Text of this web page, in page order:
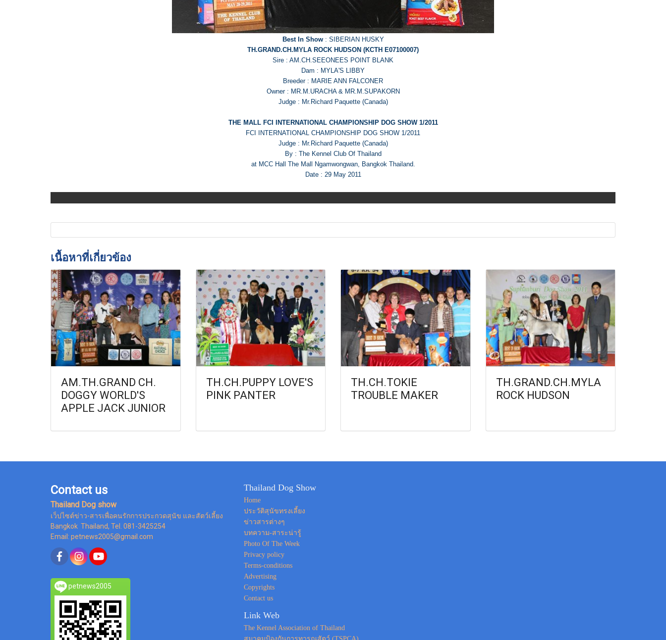
Best In Show : SIBERIAN HUSKY
TH.GRAND.CH.MYLA ROCK HUDSON (KCTH E07100007)
Sire : AM.CH.SEEONEES POINT BLANK
Dam : MYLA'S LIBBY
Breeder : MARIE ANN FALCONER
Owner : MR.M.URACHA & MR.M.SUPAKORN
Judge : Mr.Richard Paquette (Canada)
THE MALL FCI INTERNATIONAL CHAMPIONSHIP DOG SHOW 1/2011
FCI INTERNATIONAL CHAMPIONSHIP DOG SHOW 1/2011
Judge : Mr.Richard Paquette (Canada)
By : The Kennel Club Of Thailand
at MCC Hall The Mall Ngamwongwan, Bangkok Thailand.
Date : 29 May 2011
เนื้อหาที่เกี่ยวข้อง
AM.TH.GRAND CH.
DOGGY WORLD'S
APPLE JACK JUNIOR
TH.CH.PUPPY LOVE'S
PINK PANTER
TH.CH.TOKIE
TROUBLE MAKER
TH.GRAND.CH.MYLA
ROCK HUDSON
Contact us
Thailand Dog show
เว็ปไซต์ข่าว-สารเพื่อคนรักการประกวดสุนัข และสัตว์เลี้ยง
Bangkok Thailand, Tel. 081-3425254
Email: petnews2005@gmail.com
petnews2005
Thailand Dog Show
Home
ประวัติสุนัขทรงเลี้ยง
ข่าวสารต่างๆ
บทความ-สาระน่ารู้
Photo Of The Week
Privacy policy
Terms-conditions
Advertising
Copyrights
Contact us
Link Web
The Kennel Association of Thailand